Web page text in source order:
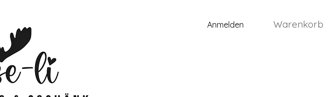
Warenkorb
Anmelden